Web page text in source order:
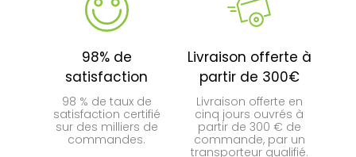
98% de
satisfaction
98 % de taux de
satisfaction certifié
sur des milliers de
commandes.
Livraison offerte à
partir de 300€
Livraison offerte en
cinq jours ouvrés à
partir de 300 € de
commande, par un
transporteur qualifié.